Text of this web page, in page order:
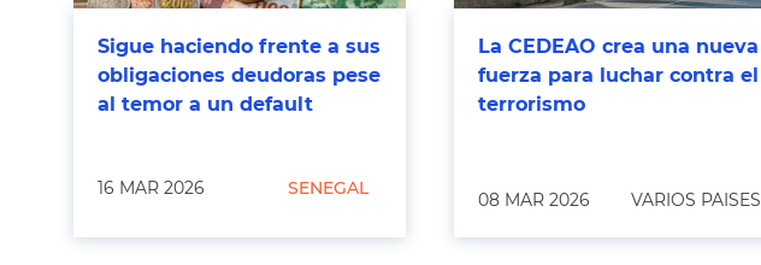
Sigue haciendo frente a sus
obligaciones deudoras pese
al temor a un default
16 MAR 2026 SENEGAL
La CEDEAO crea una nueva
fuerza para luchar contra el
terrorismo
08 MAR 2026 VARIOS PAISES